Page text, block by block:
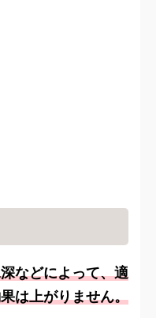
などによって、適
は上がりません。